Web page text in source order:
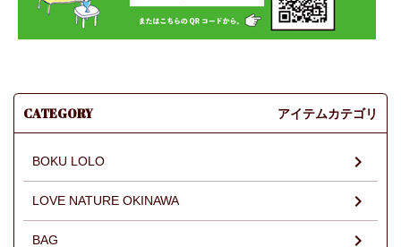
CATEGORY アイテムカテゴリ
BOKU LOLO
LOVE NATURE OKINAWA
BAG